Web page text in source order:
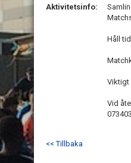
Aktivitetsinfo:
Håll
Viktigt
Vid
<< Tillbaka